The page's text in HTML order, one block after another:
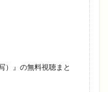
）』の無料視聴まと